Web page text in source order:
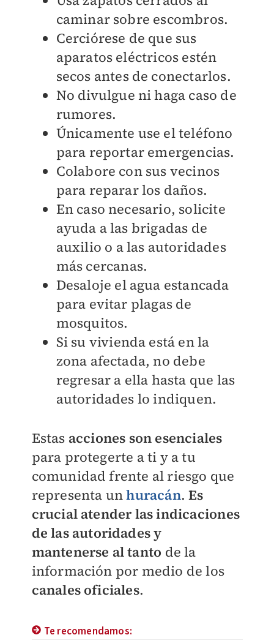
caminar sobre escombros.
Cerciórese de que sus
aparatos eléctricos estén
secos antes de conectarlos.
No divulgue ni haga caso de
rumores.
Únicamente use el teléfono
para reportar emergencias.
Colabore con sus vecinos
para reparar los daños.
En caso necesario, solicite
ayuda a las brigadas de
auxilio o a las autoridades
más cercanas.
Desaloje el agua estancada
para evitar plagas de
mosquitos.
Si su vivienda está en la
zona afectada, no debe
regresar a ella hasta que las
autoridades lo indiquen.
Estas acciones son esenciales
para protegerte a ti y a tu
comunidad frente al riesgo que
representa unhuracán.Es
crucial atender las indicaciones
de las autoridades y
mantenerse al tanto de la
información por medio de los
canales oficiales.
Te recomendamos: